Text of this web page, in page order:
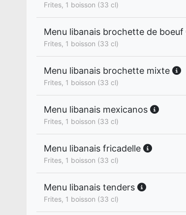
Frites, 1 boisson (33 cl)
Menu libanais brochette de boeuf
Frites, 1 boisson (33 cl)
Menu libanais brochette mixte
Frites, 1 boisson (33 cl)
Menu libanais mexicanos
Frites, 1 boisson (33 cl)
Menu libanais fricadelle
Frites, 1 boisson (33 cl)
Menu libanais tenders
Frites, 1 boisson (33 cl)